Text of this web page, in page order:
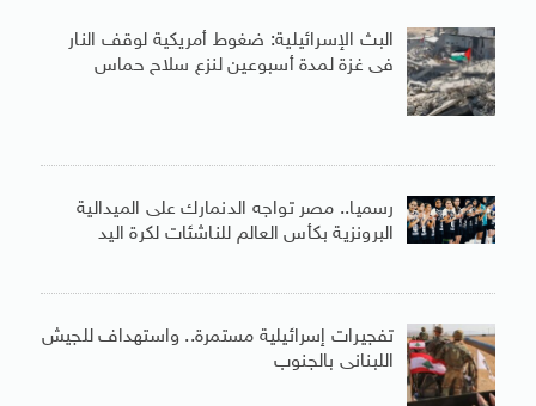
البث الإسرائيلية: ضغوط أمريكية لوقف النار
فى غزة لمدة أسبوعين لنزع سلاح حماس
رسميا.. مصر تواجه الدنمارك على الميدالية
البرونزية بكأس العالم للناشئات لكرة اليد
تفجيرات إسرائيلية مستمرة.. واستهداف للجيش
اللبنانى بالجنوب